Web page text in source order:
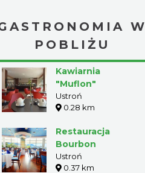
W
POBLIŻU
Kawiarnia
"Muflon"
Ustroń
0.28 km
Restauracja
Bourbon
Ustroń
0.37 km